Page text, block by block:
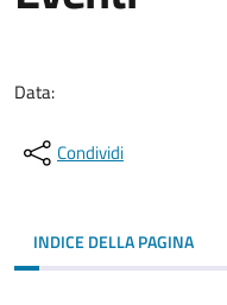
Data:
Condividi
INDICE DELLA PAGINA